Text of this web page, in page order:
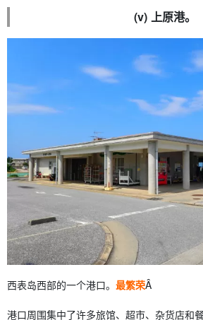
(v) 上原港。
西表岛西部的一个港口。 最繁荣Â
港口周围集中了许多旅馆、超市、杂货店和